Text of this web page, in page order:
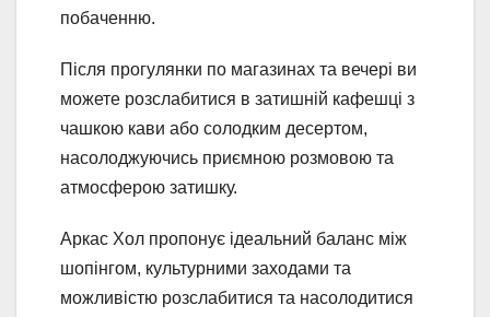
побаченню.
Після прогулянки по магазинах та вечері ви
можете розслабитися в затишній кафешці з
чашкою кави або солодким десертом,
насолоджуючись приємною розмовою та
атмосферою затишку.
Аркас Хол пропонує ідеальний баланс між
шопінгом, культурними заходами та
можливістю розслабитися та насолодитися